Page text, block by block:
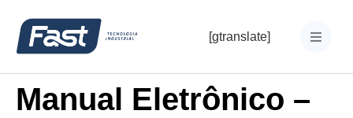
[gtranslate]
Manual Eletrônico –